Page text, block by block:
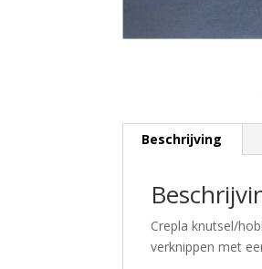
Beschrijving
Crepla knutsel/
verknippen met